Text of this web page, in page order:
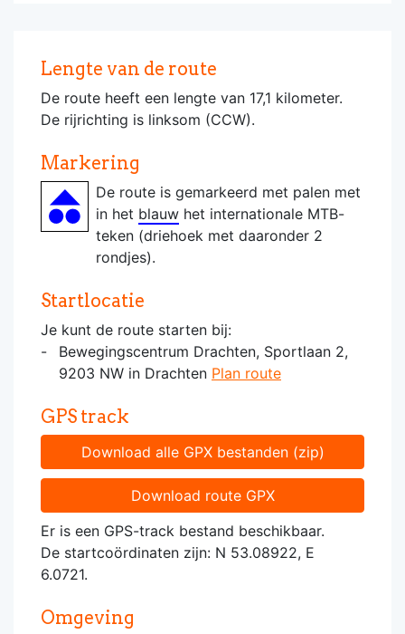
Lengte van de route
De route heeft een lengte van 17,1 kilometer.
De rijrichting is linksom (CCW).
Markering
De route is gemarkeerd met palen met
in het blauw het internationale MTB-
teken (driehoek met daaronder 2
rondjes).
Startlocatie
Je kunt de route starten bij:
Bewegingscentrum Drachten, Sportlaan 2,
9203 NW in Drachten Plan route
GPS track
Download alle GPX bestanden (zip)
Download route GPX
Er is een GPS-track bestand beschikbaar.
De startcoördinaten zijn: N 53.08922, E
6.0721.
Omgeving